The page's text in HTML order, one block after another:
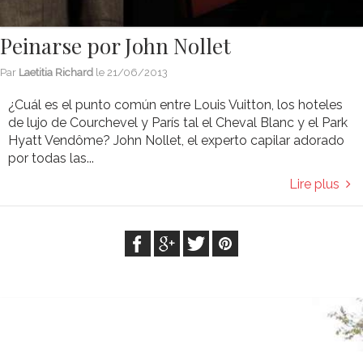
Peinarse por John Nollet
Par Laetitia Richard le 21/06/2013
¿Cuál es el punto común entre Louis Vuitton, los hoteles
de lujo de Courchevel y París tal el Cheval Blanc y el Park
Hyatt Vendôme? John Nollet, el experto capilar adorado
por todas las...
Lire plus